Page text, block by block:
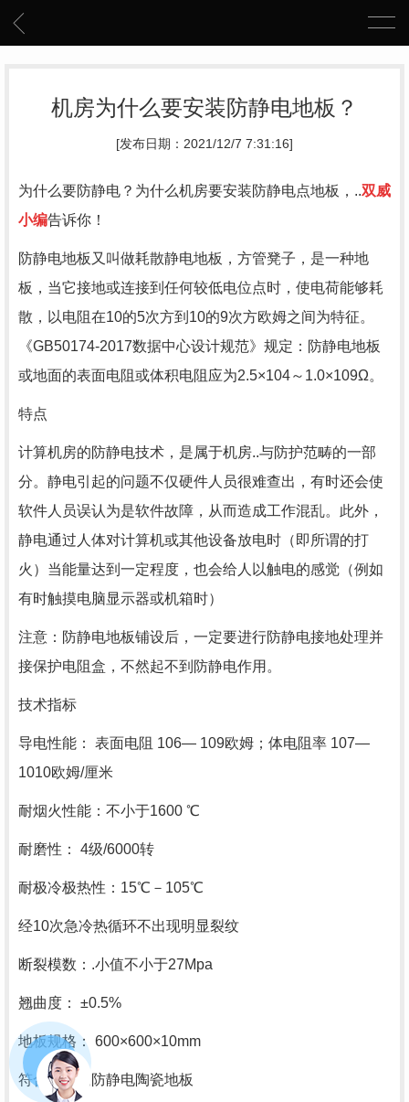
机房为什么要安装防静电地板？
[发布日期：2021/12/7 7:31:16]
为什么要防静电？为什么机房要安装防静电点地板 ，..双威
小编告诉你！
防静电地板又叫做耗散静电地板，方管凳子，是一种地
板，当它接地或连接到任何较低电位点时，使电荷能够耗
散，以电阻在10的5次方到10的9次方欧姆之间为特征。
《GB50174-2017数据中心设计规范》规定：防静电地板
或地面的表面电阻或体积电阻应为2.5×104～1.0×109Ω。
特点
计算机房的防静电技术，是属于机房..与防护范畴的一部
分。静电引起的问题不仅硬件人员很难查出，有时还会使
软件人员误认为是软件故障，从而造成工作混乱。此外，
静电通过人体对计算机或其他设备放电时（即所谓的打
火）当能量达到一定程度，也会给人以触电的感觉（例如
有时触摸电脑显示器或机箱时）
注意：防静电地板铺设后，一定要进行防静电接地处理并
接保护电阻盒，不然起不到防静电作用。
技术指标
导电性能： 表面电阻 106— 109欧姆；体电阻率 107—
1010欧姆/厘米
耐烟火性能：不小于1600 ℃
耐磨性： 4级/6000转
耐极冷极热性：15℃－105℃
经10次急冷热循环不出现明显裂纹
断裂模数：.小值不小于27Mpa
翘曲度： ±0.5%
地板规格： 600×600×10mm
符合指标为防静电陶瓷地板